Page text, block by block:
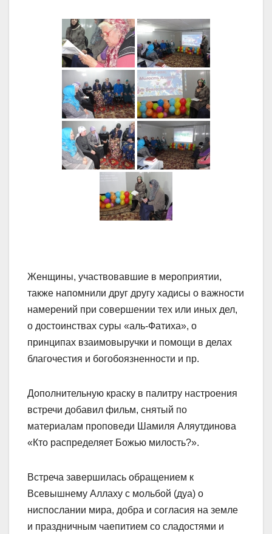
Женщины, участвовавшие в мероприятии,
также напомнили друг другу хадисы о важности
намерений при совершении тех или иных дел,
о достоинствах суры «аль-Фатиха», о
принципах взаимовыручки и помощи в делах
благочестия и богобоязненности и пр.
Дополнительную краску в палитру настроения
встречи добавил фильм, снятый по
материалам проповеди Шамиля Аляутдинова
«Кто распределяет Божью милость?».
Встреча завершилась обращением к
Всевышнему Аллаху с мольбой (дуа) о
ниспослании мира, добра и согласия на земле
и праздничным чаепитием со сладостями и